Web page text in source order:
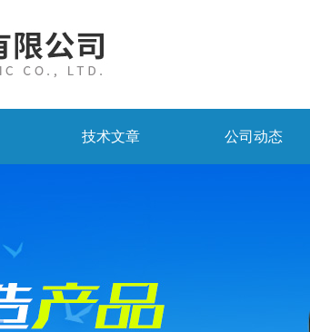
技术文章 公司动态